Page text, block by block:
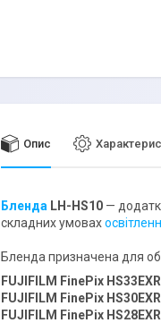
Опис
Бленда LH-HS10 —
складних умовах
Бленда призначена для
FUJIFILM FinePix HS33EXR
FUJIFILM FinePix HS30EXR
FUJIFILM FinePix HS28EXR